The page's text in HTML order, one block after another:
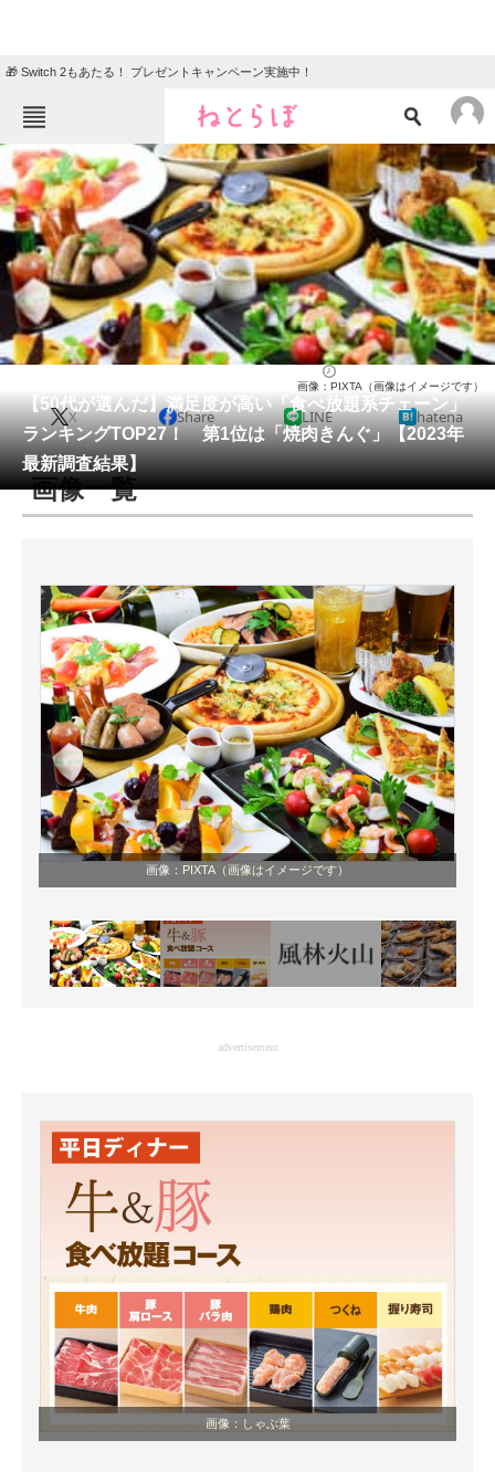
🎁 Switch 2もあたる！ プレゼントキャンペーン実施中！
ねとらぼメニュー
TOP ニュース
エンタメ クイズ
グルメ 地域
住まい 教育・育児
動物 リサーチ
会員記事
メディア
注目記事を集めた総合ページ
スマホと通信の最新トレンド
進化するPCとデバイスの未来
好きが集まる 比べて選べる
ビジネスと働き方のヒント
AI活用のいまが分かる
企業ITのトレンドを詳説
経営リーダーのコミュニティ
マーケ×ITの今がよく分かる
ITエンジニア向け専門サイト
モノづくり技術者専門サイト
エレクトロニクス専門サイト
電子設計の基本と応用
エネルギーの専門メディア
建設×テクノロジーの最前線
ちょっと気になるネットの話題
【50代が選んだ】満足度が高い「食べ放題系チェーン」
ランキングTOP27！ 第1位は「焼肉きんぐ」【2023年
最新調査結果】
画像：PIXTA（画像はイメージです）
X Share LINE hatena
画像一覧
画像： PIXTA（画像はイメージです）
advertisement
画像：しゃぶ葉